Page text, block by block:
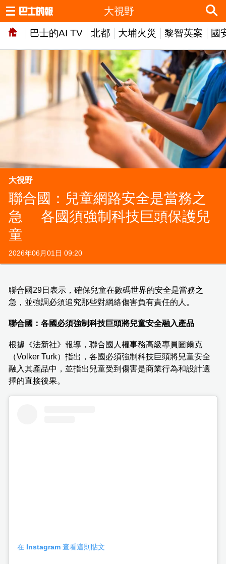
巴士的AI TV 北都 大埔火災 黎智英案 國
大視野
大視野
聯合國：兒童網路安全是當務之
急 各國須強制科技巨頭保護兒
童
2026年06月01日 09:20
聯合國29日表示，確保兒童在數碼世界的安全是當務之
急，並強調必須追究那些對網絡傷害負有責任的人。
聯合國：各國必須強制科技巨頭將兒童安全融入產品
根據《法新社》報導，聯合國人權事務高級專員圖爾克
（Volker Turk）指出，各國必須強制科技巨頭將兒童安全
融入其產品中，並指出兒童受到傷害是商業行為和設計選
擇的直接後果。
在 Instagram 查看這則貼文